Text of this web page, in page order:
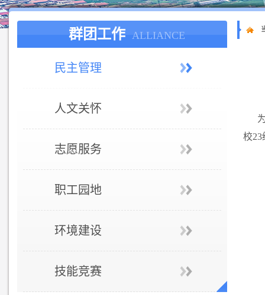
群团工作 ALLIANCE
民主管理
人文关怀
志愿服务
职工园地
环境建设
技能竞赛
校23